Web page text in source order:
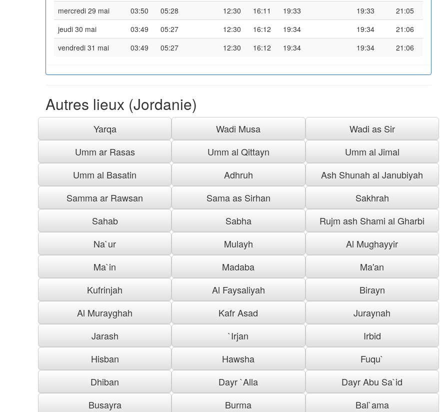
mercredi 29 mai
03:50 05:28 12:30 16:11 19:33 19:33
21:05
jeudi 30 mai
03:49 05:27 12:30 16:12 19:34 19:34
21:06
vendredi 31 mai
03:49 05:27 12:30 16:12 19:34 19:34 21:06
Autres lieux (Jordanie)
Yarqa Wadi Musa
Wadi as Sir
Umm ar Rasas
Umm al Qittayn
Umm al Jimal
Umm al Basatin
Adhruh
Ash Shunah al Janubiyah
Samma ar Rawsan
Sama as Sirhan
Sakhrah
Sahab
Sabha
Rujm ash Shami al Gharbi
Na`ur
Mulayh
Al Mughayyir
Ma`in
Madaba
Ma'an
Kufrinjah
Al Faysaliyah
Birayn
Al Murayghah
Kafr Asad
Juraynah
Jarash
`Irjan
Irbid
Hisban
Hawsha
Fuqu`
Dhiban
Dayr `Alla
Dayr Abu Sa`id
Busayra
Burma Bal`ama